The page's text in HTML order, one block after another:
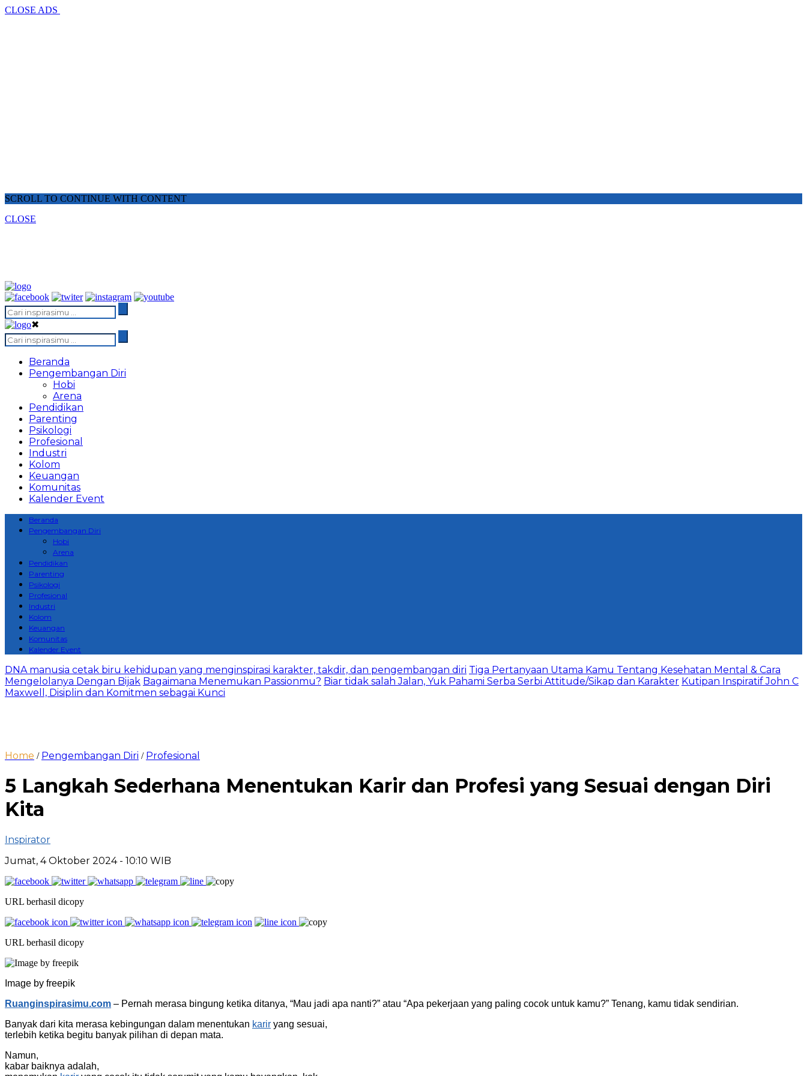
CLOSE ADS
SCROLL TO CONTINUE WITH CONTENT
CLOSE
✖
Beranda
Pengembangan Diri
Hobi
Arena
Pendidikan
Parenting
Psikologi
Profesional
Industri
Kolom
Keuangan
Komunitas
Kalender Event
Beranda
Pengembangan Diri
Hobi
Arena
Pendidikan
Parenting
Psikologi
Profesional
Industri
Kolom
Keuangan
Komunitas
Kalender Event
DNA manusia cetak biru kehidupan yang menginspirasi karakter, takdir, dan pengembangan diri Tiga Pertanyaan Utama Kamu Tentang Kesehatan Mental & Cara
Mengelolanya Dengan Bijak Bagaimana Menemukan Passionmu? Biar tidak salah Jalan, Yuk Pahami Serba Serbi Attitude/Sikap dan Karakter Kutipan Inspiratif John C
Maxwell, Disiplin dan Komitmen sebagai Kunci
Home / Pengembangan Diri / Profesional
5 Langkah Sederhana Menentukan Karir dan Profesi yang Sesuai dengan Diri
Kita
Inspirator
Jumat, 4 Oktober 2024 - 10:10 WIB
URL berhasil dicopy
URL berhasil dicopy
Image by freepik
Ruanginspirasimu.com – Pernah merasa bingung ketika ditanya, “Mau jadi apa nanti?” atau “Apa pekerjaan yang paling cocok untuk kamu?” Tenang, kamu tidak sendirian.
Banyak dari kita merasa kebingungan dalam menentukan karir yang sesuai,
terlebih ketika begitu banyak pilihan di depan mata.
Namun,
kabar baiknya adalah,